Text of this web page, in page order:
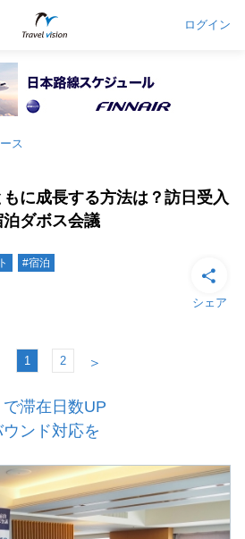
ログイン
ス
に成長する方法は？訪日受入
ダボス会議
#宿泊
シェア
1 2 ＞
滞在日数UP
ンド対応を